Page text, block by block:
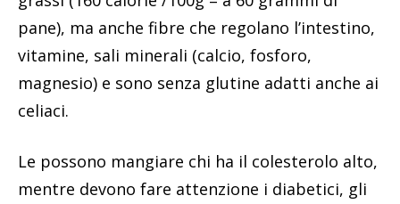
pane), ma anche fibre che regolano l’intestino,
vitamine, sali minerali (calcio, fosforo,
magnesio) e sono senza glutine adatti anche ai
celiaci.
Le possono mangiare chi ha il colesterolo alto,
mentre devono fare attenzione i diabetici, gli